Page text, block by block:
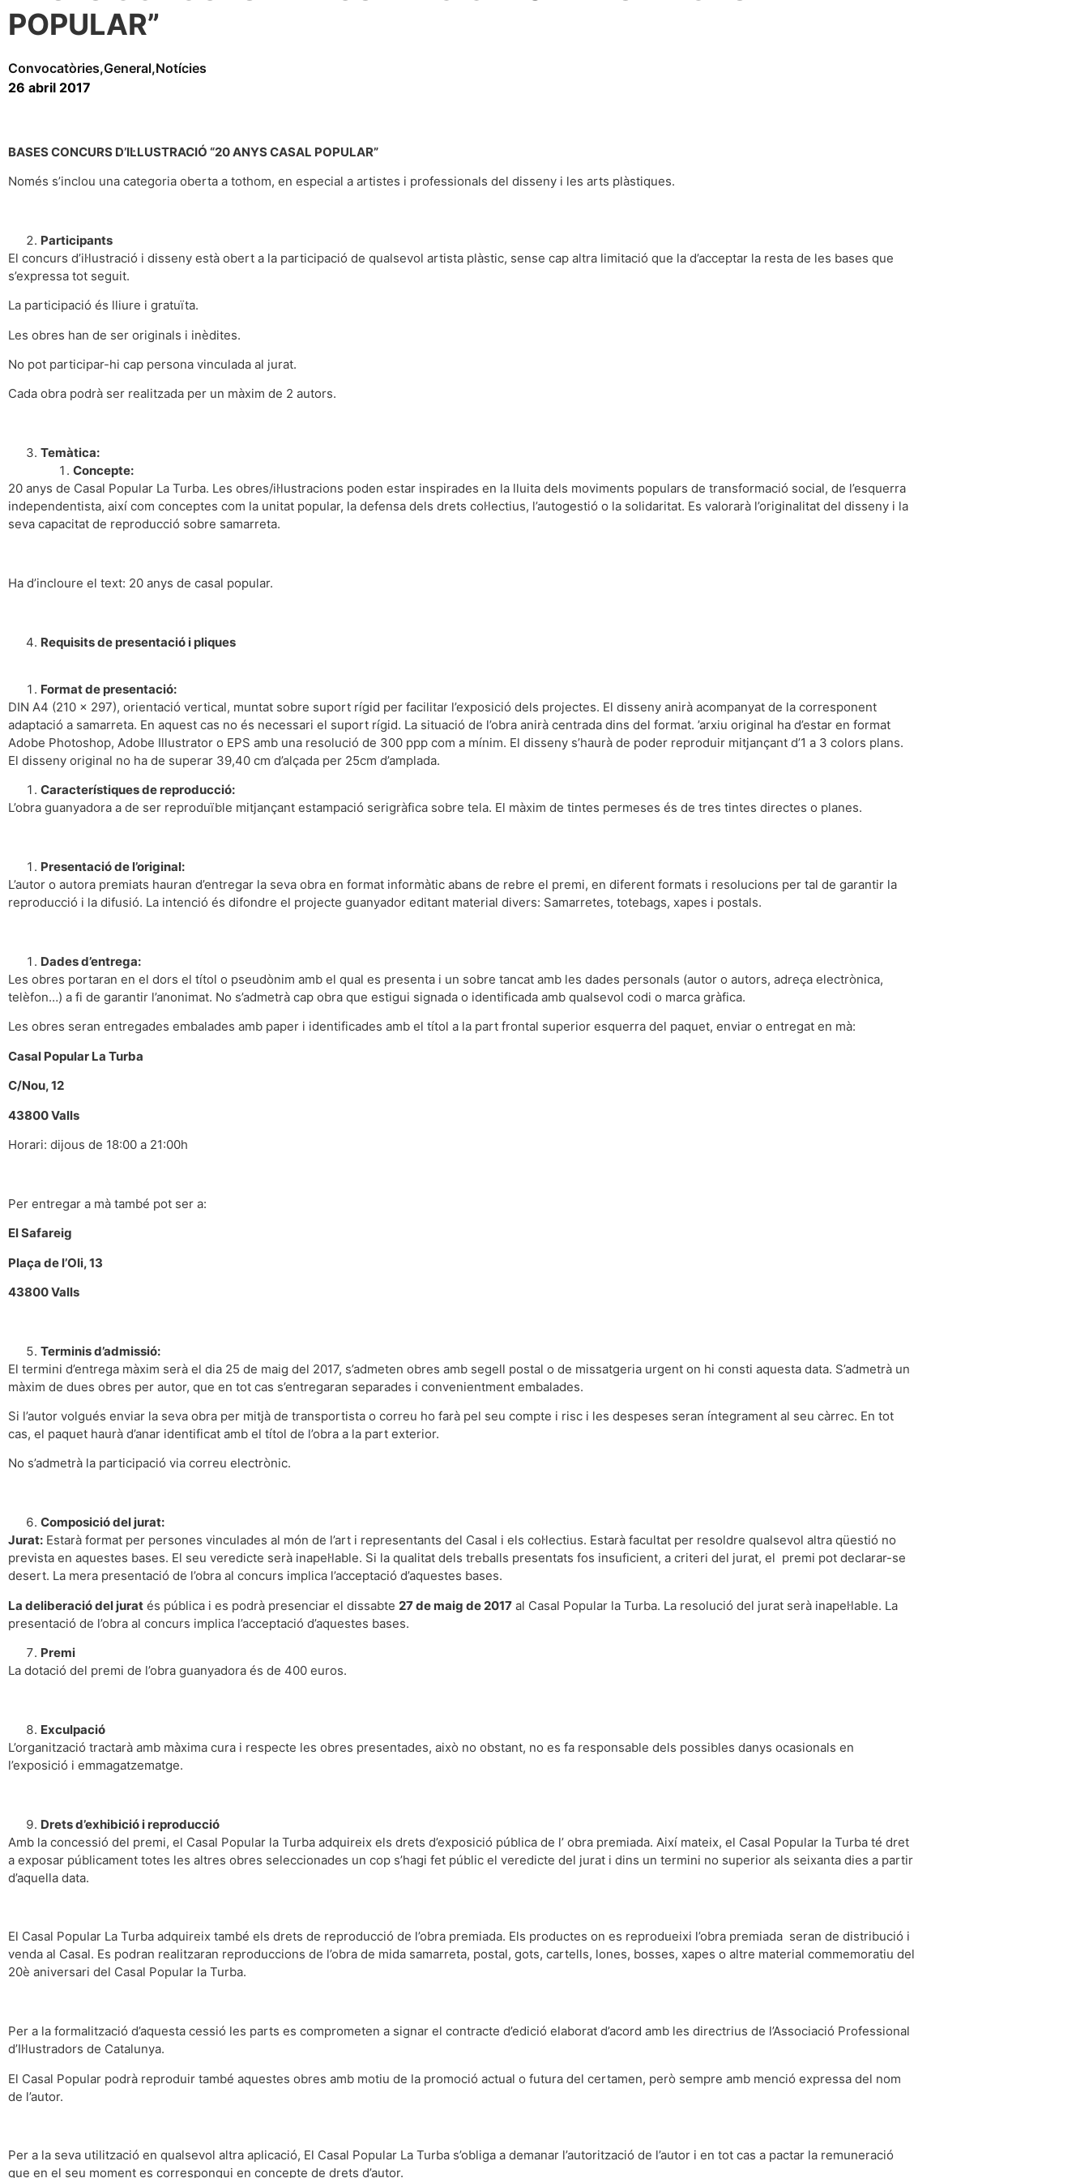
POPULAR”
Convocatòries,General,Notícies
26 abril 2017
BASES CONCURS D’IL·LUSTRACIÓ “20 ANYS CASAL POPULAR”
Només s’inclou una categoria oberta a tothom, en especial a artistes i professionals del disseny i les arts plàstiques.
Participants
El concurs d’il·lustració i disseny està obert a la participació de qualsevol artista plàstic, sense cap altra limitació que la d’acceptar la resta de les bases que
s’expressa tot seguit.
La participació és lliure i gratuïta.
Les obres han de ser originals i inèdites.
No pot participar-hi cap persona vinculada al jurat.
Cada obra podrà ser realitzada per un màxim de 2 autors.
Temàtica:
Concepte:
20 anys de Casal Popular La Turba. Les obres/il·lustracions poden estar inspirades en la lluita dels moviments populars de transformació social, de l’esquerra
independentista, així com conceptes com la unitat popular, la defensa dels drets col·lectius, l’autogestió o la solidaritat. Es valorarà l’originalitat del disseny i la
seva capacitat de reproducció sobre samarreta.
Ha d’incloure el text: 20 anys de casal popular.
Requisits de presentació i pliques
Format de presentació:
DIN A4 (210 x 297), orientació vertical, muntat sobre suport rígid per facilitar l’exposició dels projectes. El disseny anirà acompanyat de la corresponent
adaptació a samarreta. En aquest cas no és necessari el suport rígid. La situació de l’obra anirà centrada dins del format. ’arxiu original ha d’estar en format
Adobe Photoshop, Adobe Illustrator o EPS amb una resolució de 300 ppp com a mínim. El disseny s’haurà de poder reproduir mitjançant d’1 a 3 colors plans.
El disseny original no ha de superar 39,40 cm d’alçada per 25cm d’amplada.
Característiques de reproducció:
L’obra guanyadora a de ser reproduïble mitjançant estampació serigràfica sobre tela. El màxim de tintes permeses és de tres tintes directes o planes.
Presentació de l’original:
L’autor o autora premiats hauran d’entregar la seva obra en format informàtic abans de rebre el premi, en diferent formats i resolucions per tal de garantir la
reproducció i la difusió. La intenció és difondre el projecte guanyador editant material divers: Samarretes, totebags, xapes i postals.
Dades d’entrega:
Les obres portaran en el dors el títol o pseudònim amb el qual es presenta i un sobre tancat amb les dades personals (autor o autors, adreça electrònica,
telèfon…) a fi de garantir l’anonimat. No s’admetrà cap obra que estigui signada o identificada amb qualsevol codi o marca gràfica.
Les obres seran entregades embalades amb paper i identificades amb el títol a la part frontal superior esquerra del paquet, enviar o entregat en mà:
Casal Popular La Turba
C/Nou, 12
43800 Valls
Horari: dijous de 18:00 a 21:00h
Per entregar a mà també pot ser a:
El Safareig
Plaça de l’Oli, 13
43800 Valls
Terminis d’admissió:
El termini d’entrega màxim serà el dia 25 de maig del 2017, s’admeten obres amb segell postal o de missatgeria urgent on hi consti aquesta data. S’admetrà un
màxim de dues obres per autor, que en tot cas s’entregaran separades i convenientment embalades.
Si l’autor volgués enviar la seva obra per mitjà de transportista o correu ho farà pel seu compte i risc i les despeses seran íntegrament al seu càrrec. En tot
cas, el paquet haurà d’anar identificat amb el títol de l’obra a la part exterior.
No s’admetrà la participació via correu electrònic.
Composició del jurat:
Jurat: Estarà format per persones vinculades al món de l’art i representants del Casal i els col·lectius. Estarà facultat per resoldre qualsevol altra qüestió no
prevista en aquestes bases. El seu veredicte serà inapel·lable. Si la qualitat dels treballs presentats fos insuficient, a criteri del jurat, el premi pot declarar-se
desert. La mera presentació de l’obra al concurs implica l’acceptació d’aquestes bases.
La deliberació del jurat és pública i es podrà presenciar el dissabte 27 de maig de 2017 al Casal Popular la Turba. La resolució del jurat serà inapel·lable. La
presentació de l’obra al concurs implica l’acceptació d’aquestes bases.
Premi
La dotació del premi de l’obra guanyadora és de 400 euros.
Exculpació
L’organització tractarà amb màxima cura i respecte les obres presentades, això no obstant, no es fa responsable dels possibles danys ocasionals en
l’exposició i emmagatzematge.
Drets d’exhibició i reproducció
Amb la concessió del premi, el Casal Popular la Turba adquireix els drets d’exposició pública de l’ obra premiada. Així mateix, el Casal Popular la Turba té dret
a exposar públicament totes les altres obres seleccionades un cop s’hagi fet públic el veredicte del jurat i dins un termini no superior als seixanta dies a partir
d’aquella data.
El Casal Popular La Turba adquireix també els drets de reproducció de l’obra premiada. Els productes on es reprodueixi l’obra premiada seran de distribució i
venda al Casal. Es podran realitzaran reproduccions de l’obra de mida samarreta, postal, gots, cartells, lones, bosses, xapes o altre material commemoratiu del
20è aniversari del Casal Popular la Turba.
Per a la formalització d’aquesta cessió les parts es comprometen a signar el contracte d’edició elaborat d’acord amb les directrius de l’Associació Professional
d’Il·lustradors de Catalunya.
El Casal Popular podrà reproduir també aquestes obres amb motiu de la promoció actual o futura del certamen, però sempre amb menció expressa del nom
de l’autor.
Per a la seva utilització en qualsevol altra aplicació, El Casal Popular La Turba s’obliga a demanar l’autorització de l’autor i en tot cas a pactar la remuneració
que en el seu moment es correspongui en concepte de drets d’autor.